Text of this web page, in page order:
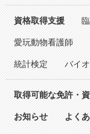
資格取得支援
愛玩動物看護師
統計検定 バイ
取得可能な免許・
お知らせ よく